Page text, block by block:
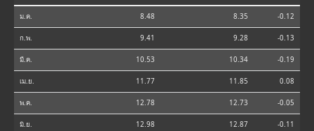
ม.ค. 8.48 8.35 -0.12
ก.พ. 9.41 9.28 -0.13
มี.ค. 10.53 10.34 -0.19
เม.ย. 11.77 11.85 0.08
พ.ค. 12.78 12.73 -0.05
มิ.ย. 12.98 12.87 -0.11